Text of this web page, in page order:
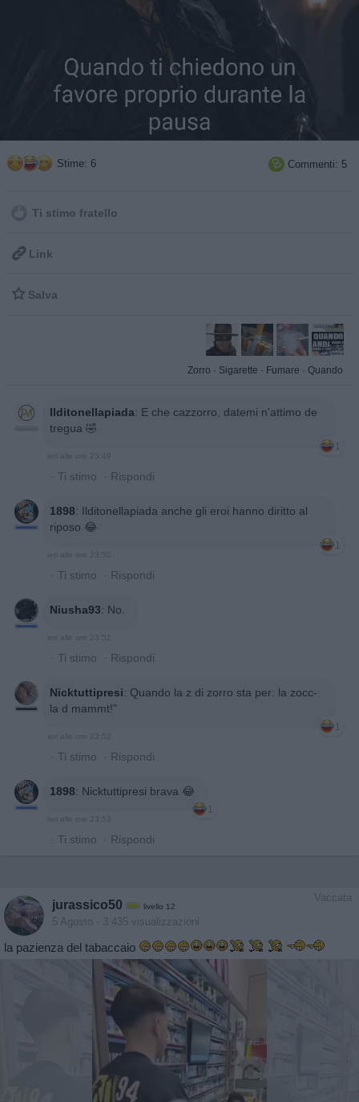
Stime: 6  Commenti: 5
Ti stimo fratello
 Link
 Salva
Zorro · Sigarette · Fumare · Quando
Ilditonellapiada: E che cazzorro, datemi n'attimo de
tregua 🤣
1
ieri alle ore 23:49
· Ti stimo · Rispondi
1898: Ilditonellapiada anche gli eroi hanno diritto al
riposo 😂
1
· Ti stimo · Rispondi
Niusha93: No.
· Ti stimo · Rispondi
Nicktuttipresi: Quando la z di zorro sta per: la zocc-
la d mammt!"
1
· Ti stimo · Rispondi
1898: Nicktuttipresi brava 😂
1
· Ti stimo · Rispondi
Vaccata
jurassico50 livello 12
5 Agosto - 3.435 visualizzazioni
la pazienza del tabaccaio